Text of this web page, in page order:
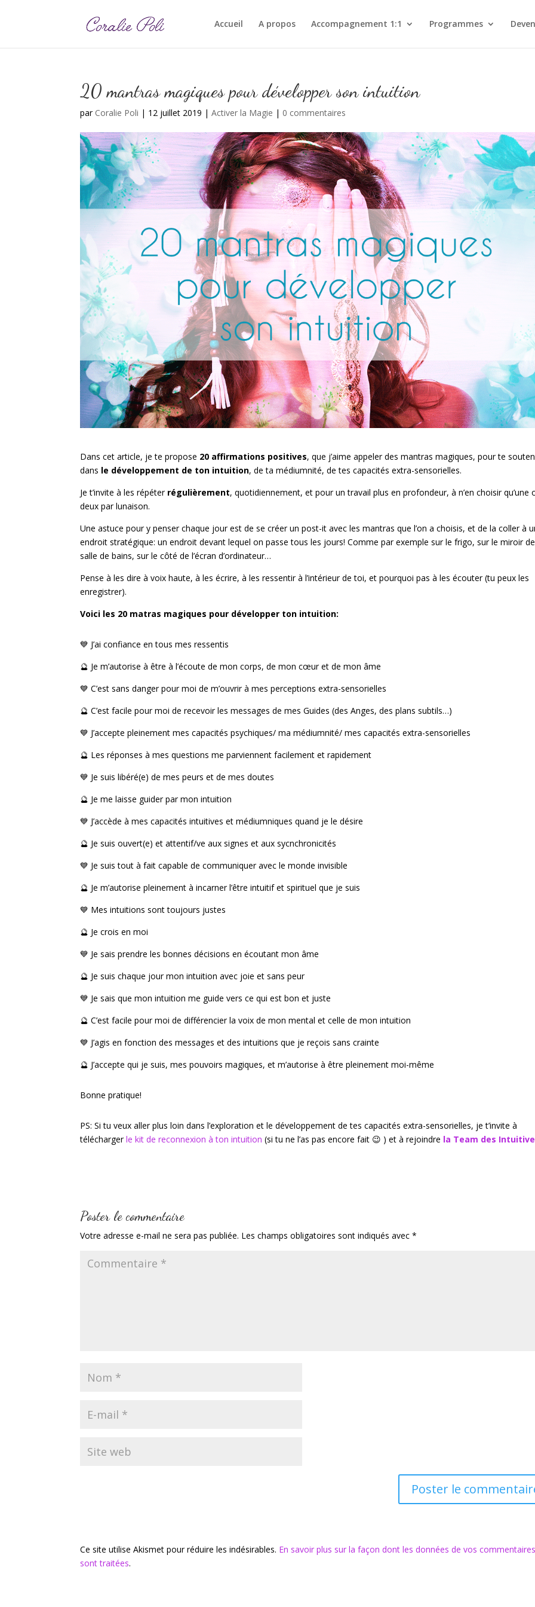
Accueil A propos Accompagnement 1:1 Programmes
20 mantras magiques pour développer son intuition
par Coralie Poli | 12 juillet 2019 |Activer la Magie | 0 commentaires
Dans cet article, je te propose 20 affirmations positives, que j’aime appeler des mantras magiques, pour te
dans le développement de ton intuition, de ta médiumnité, de tes capacités extra-sensorielles.
Je t’invite à les répéter régulièrement, quotidiennement, et pour un travail plus en profondeur, à n’en choisir qu’une
deux par lunaison.
Une astuce pour y penser chaque jour est de se créer un post-it avec les mantras que l’on a choisis, et de la coller à
endroit stratégique: un endroit devant lequel on passe tous les jours! Comme par exemple sur le frigo, sur le miroir
salle de bains, sur le côté de l’écran d’ordinateur…
Pense à les dire à voix haute, à les écrire, à les ressentir à l’intérieur de toi, et pourquoi pas à les écouter (tu peux les
enregistrer).
Voici les 20 matras magiques pour développer ton intuition:
💙 J’ai confiance en tous mes ressentis
🔮 Je m’autorise à être à l’écoute de mon corps, de mon cœur et de mon âme
💙 C’est sans danger pour moi de m’ouvrir à mes perceptions extra-sensorielles
🔮 C’est facile pour moi de recevoir les messages de mes Guides (des Anges, des plans subtils…)
💙 J’accepte pleinement mes capacités psychiques/ ma médiumnité/ mes capacités extra-sensorielles
🔮 Les réponses à mes questions me parviennent facilement et rapidement
💙 Je suis libéré(e) de mes peurs et de mes doutes
🔮 Je me laisse guider par mon intuition
💙 J’accède à mes capacités intuitives et médiumniques quand je le désire
🔮 Je suis ouvert(e) et attentif/ve aux signes et aux sycnchronicités
💙 Je suis tout à fait capable de communiquer avec le monde invisible
🔮 Je m’autorise pleinement à incarner l’être intuitif et spirituel que je suis
💙 Mes intuitions sont toujours justes
🔮 Je crois en moi
💙 Je sais prendre les bonnes décisions en écoutant mon âme
🔮 Je suis chaque jour mon intuition avec joie et sans peur
💙 Je sais que mon intuition me guide vers ce qui est bon et juste
🔮 C’est facile pour moi de différencier la voix de mon mental et celle de mon intuition
💙 J’agis en fonction des messages et des intuitions que je reçois sans crainte
🔮 J’accepte qui je suis, mes pouvoirs magiques, et m’autorise à être pleinement moi-même
Bonne pratique!
PS: Si tu veux aller plus loin dans l’exploration et le développement de tes capacités extra-sensorielles, je t’invite à
téléchargerle kit de reconnexion à ton intuition (si tu ne l’as pas encore fait 😉 ) et à rejoindre la Team des
Poster le commentaire
Votre adresse e-mail ne sera pas publiée. Les champs obligatoires sont indiqués avec*
Ce site utilise Akismet pour réduire les indésirables. En savoir plus sur la façon dont les données de vos
sont traitées.